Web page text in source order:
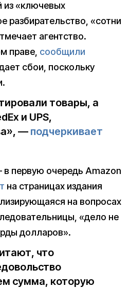
из «ключевых
разбирательство, «сотни
агентство.
праве, сообщили
сбои, поскольку
товары, а
и UPS,
— подчеркивает
первую очередь Amazon
на страницах издания
на вопросах
«дело не
долларов».
что
сумма, которую